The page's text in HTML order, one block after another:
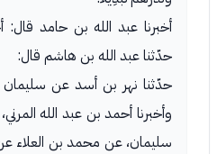
أخبرنا عبد الله بن حامد
حدّثنا عبد الله بن هاشم قال:
حدّثنا نهر بن أسد عن
وأخبرنا أحمد بن عبد الله
سليمان، عن محمد بن العلاء